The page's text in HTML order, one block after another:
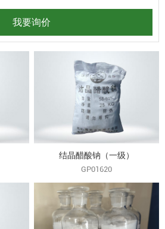
我要询价
结晶醋酸钠（一级）
GP01620